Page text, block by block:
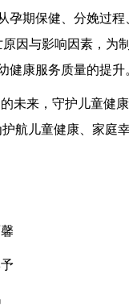
孕期保健、分娩过
原因与影响因素，为
健康服务质量的提升
来，守护儿童健康
航儿童健康、家庭